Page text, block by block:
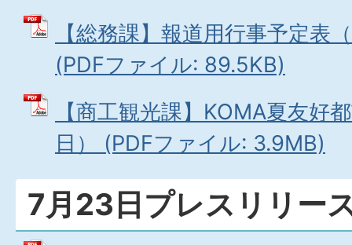
【総務課】報道用行事予定表
(PDFファイル: 89.5KB)
【商工観光課】KOMA夏友好
日） (PDFファイル: 3.9MB)
7月23日プレスリリー